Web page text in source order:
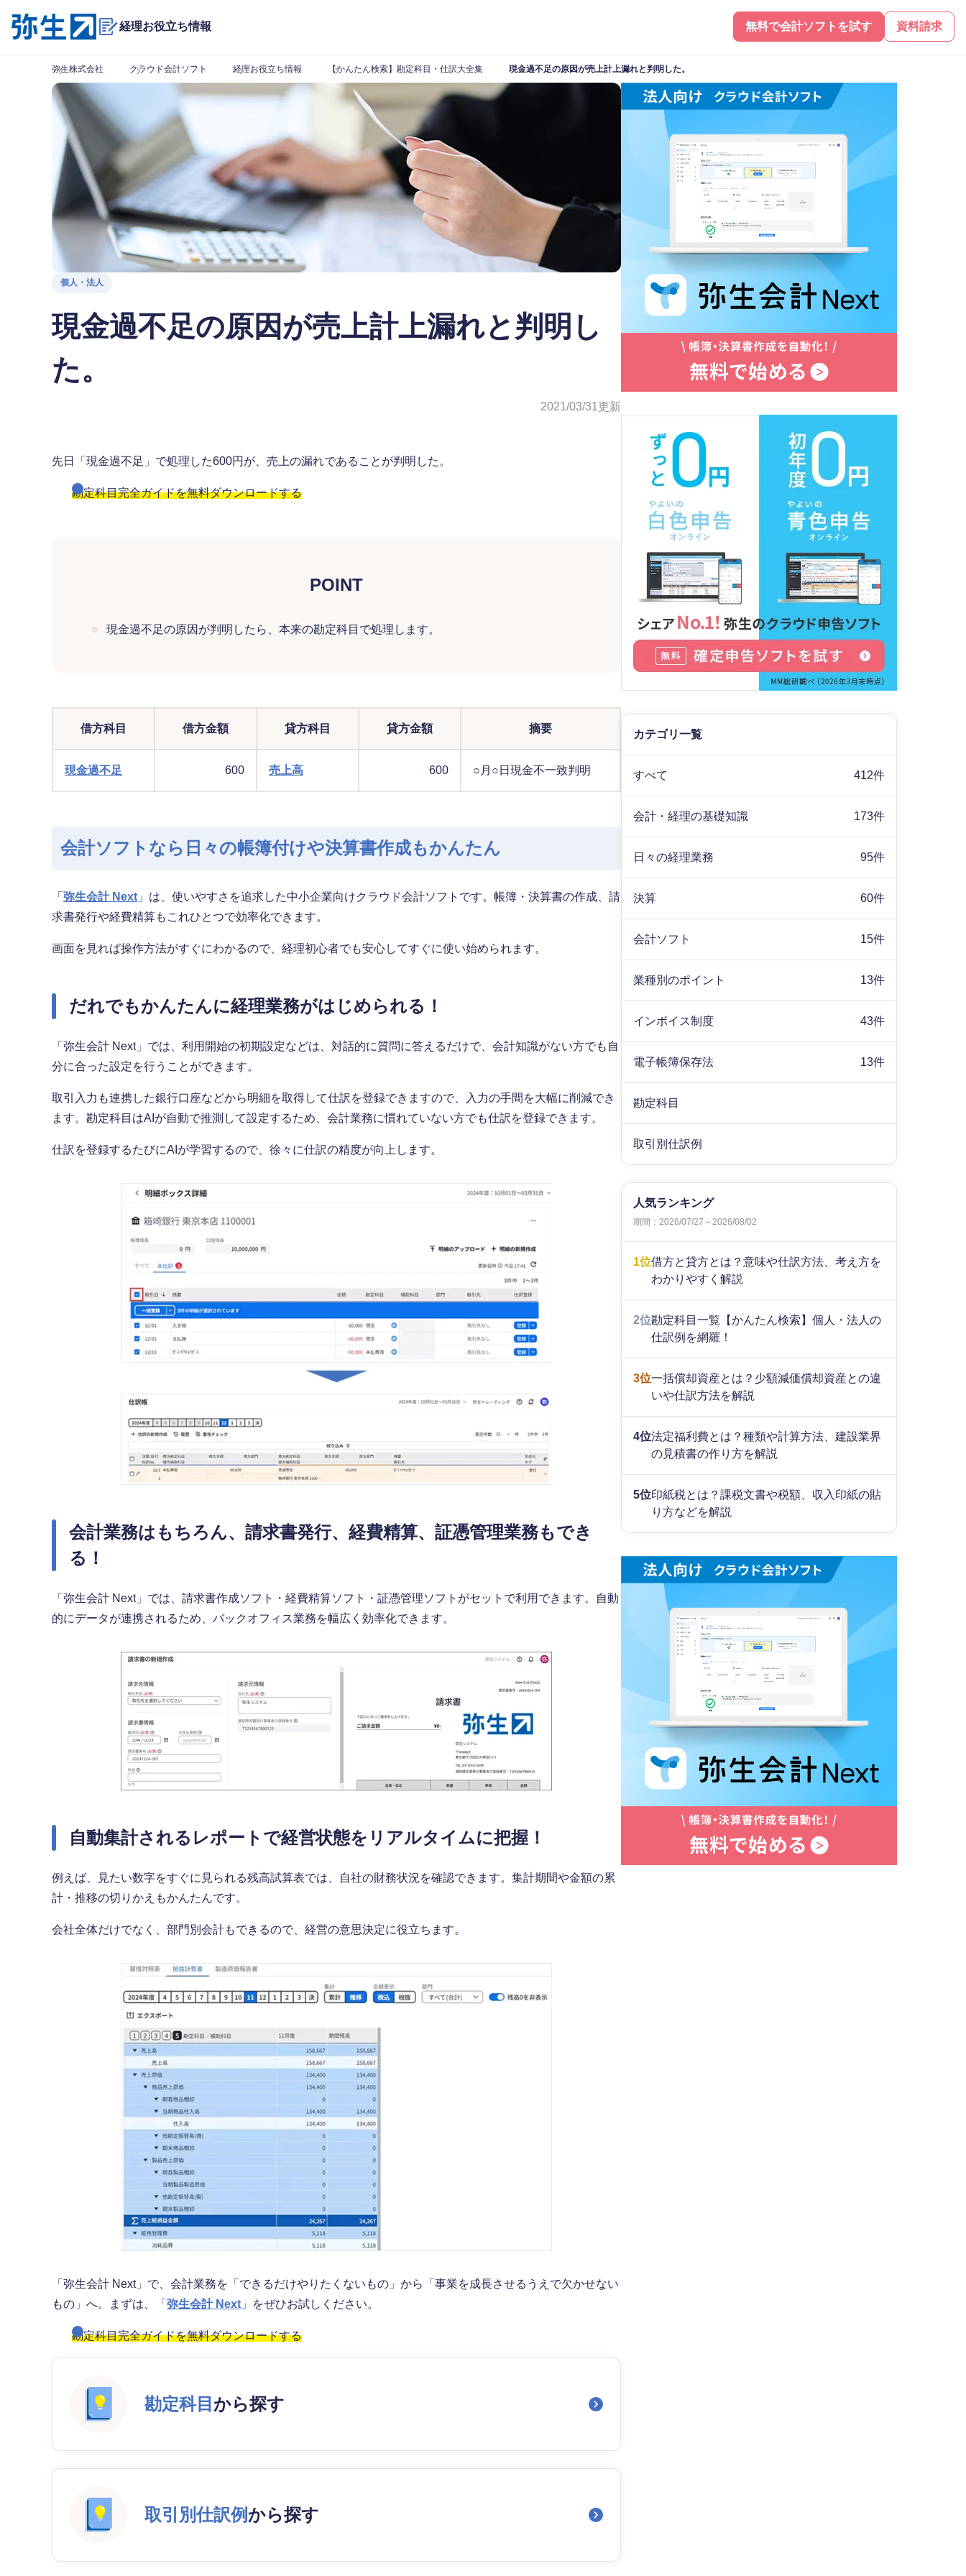
経理お役立ち情報 資料請求
無料で会計ソフトを試す
弥生株式会社 クラウド会計ソフト 経理お役立ち情報 【かんたん検索】勘定科目・仕訳大全集 現金過不足の原因が売上計上漏れと判明した。
個人・法人
現金過不足の原因が売上計上漏れと判明し
た。
2021/03/31更新
先日「現金過不足」で処理した600円が、売上の漏れであることが判明した。
勘定科目完全ガイドを無料ダウンロードする
POINT
現金過不足の原因が判明したら、本来の勘定科目で処理します。
借方科目 借方金額 貸方科目 貸方金額 摘要
現金過不足 600 売上高 600 ○月○日現金不一致判明
会計ソフトなら日々の帳簿付けや決算書作成もかんたん
「 弥生会計 Next 」は、使いやすさを追求した中小企業向けクラウド会計ソフトです。帳簿・決算書の作成、請
求書発行や経費精算もこれひとつで効率化できます。
画面を見れば操作方法がすぐにわかるので、経理初心者でも安心してすぐに使い始められます。
だれでもかんたんに経理業務がはじめられる！
「弥生会計 Next」では、利用開始の初期設定などは、対話的に質問に答えるだけで、会計知識がない方でも自
分に合った設定を行うことができます。
取引入力も連携した銀行口座などから明細を取得して仕訳を登録できますので、入力の手間を大幅に削減でき
ます。勘定科目はAIが自動で推測して設定するため、会計業務に慣れていない方でも仕訳を登録できます。
仕訳を登録するたびにAIが学習するので、徐々に仕訳の精度が向上します。
会計業務はもちろん、請求書発行、経費精算、証憑管理業務もでき
る！
「弥生会計 Next」では、請求書作成ソフト・経費精算ソフト・証憑管理ソフトがセットで利用できます。自動
的にデータが連携されるため、バックオフィス業務を幅広く効率化できます。
自動集計されるレポートで経営状態をリアルタイムに把握！
例えば、見たい数字をすぐに見られる残高試算表では、自社の財務状況を確認できます。集計期間や金額の累
計・推移の切りかえもかんたんです。
会社全体だけでなく、部門別会計もできるので、経営の意思決定に役立ちます。
「弥生会計 Next」で、会計業務を「できるだけやりたくないもの」から「事業を成長させるうえで欠かせない
もの」へ。まずは、「 弥生会計 Next 」をぜひお試しください。
勘定科目完全ガイドを無料ダウンロードする
勘定科目 から探す
取引別仕訳例から探す
カテゴリ一覧
すべて 412件
会計・経理の基礎知識 173件
日々の経理業務 95件
決算 60件
会計ソフト 15件
業種別のポイント 13件
インボイス制度 43件
電子帳簿保存法 13件
勘定科目
取引別仕訳例
人気ランキング
期間：2026/07/27～2026/08/02
1位借方と貸方とは？意味や仕訳方法、考え方を
わかりやすく解説
2位勘定科目一覧【かんたん検索】個人・法人の
仕訳例を網羅！
3位一括償却資産とは？少額減価償却資産との違
いや仕訳方法を解説
4位法定福利費とは？種類や計算方法、建設業界
の見積書の作り方を解説
5位印紙税とは？課税文書や税額、収入印紙の貼
り方などを解説